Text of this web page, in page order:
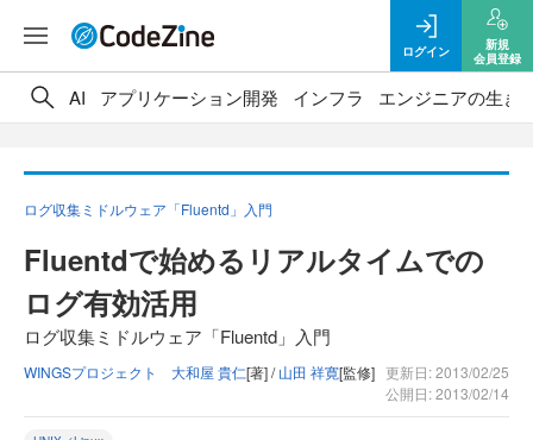
ログイン
新規
会員登録
AI アプリケーション開発 インフラ エンジニアの生き
ログ収集ミドルウェア「Fluentd」入門
Fluentdで始めるリアルタイムでの
ログ有効活用
ログ収集ミドルウェア「Fluentd」入門
WINGSプロジェクト 大和屋 貴仁[著] /山田 祥寛[監修] 更新日: 2013/02/25
公開日: 2013/02/14